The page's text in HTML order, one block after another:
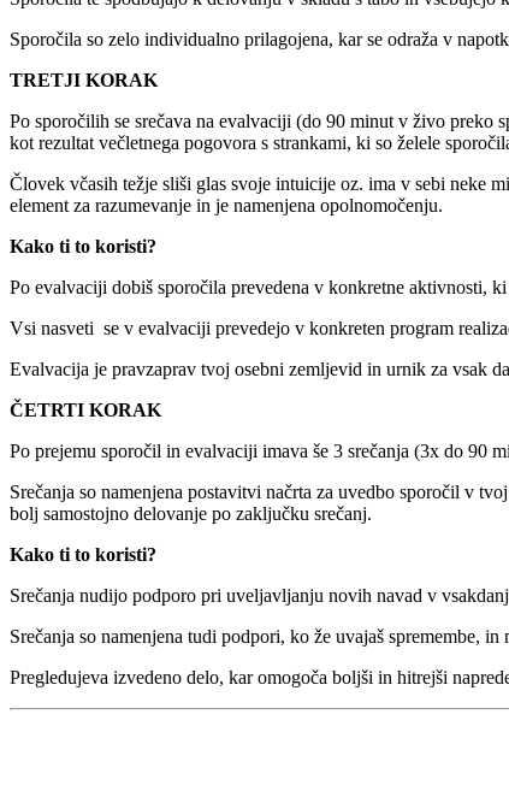
Sporočila so zelo individualno prilagojena, kar se odraža v
TRETJI KORAK
Po sporočilih se srečava na evalvaciji (do 90 minut v živo preko
kot rezultat večletnega pogovora s strankami, ki so želele
Človek včasih težje sliši glas svoje intuicije oz. ima v sebi neke
element za razumevanje in je namenjena opolnomočenju.
Kako ti to koristi?
Po evalvaciji dobiš sporočila prevedena v konkretne aktivnosti,
Vsi nasveti se v evalvaciji prevedejo v konkreten program
Evalvacija je pravzaprav tvoj osebni zemljevid in urnik za vsak
ČETRTI KORAK
Po prejemu sporočil in evalvaciji imava še 3 srečanja (3x do 90
Srečanja so namenjena postavitvi načrta za uvedbo sporočil v
bolj samostojno delovanje po zaključku srečanj.
Kako ti to koristi?
Srečanja nudijo podporo pri uveljavljanju novih navad v
Srečanja so namenjena tudi podpori, ko že uvajaš spremembe,
Pregledujeva izvedeno delo, kar omogoča boljši in hitrejši